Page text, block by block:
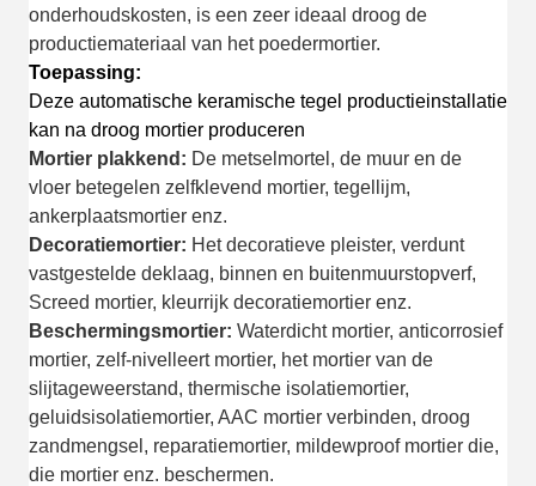
onderhoudskosten, is een zeer ideaal droog de
productiemateriaal van het poedermortier.
Toepassing:
Deze automatische keramische tegel productieinstallatie
kan na droog mortier produceren
Mortier plakkend: De metselmortel, de muur en de
vloer betegelen zelfklevend mortier, tegellijm,
ankerplaatsmortier enz.
Decoratiemortier: Het decoratieve pleister, verdunt
vastgestelde deklaag, binnen en buitenmuurstopverf,
Screed mortier, kleurrijk decoratiemortier enz.
Beschermingsmortier: Waterdicht mortier, anticorrosief
mortier, zelf-nivelleert mortier, het mortier van de
slijtageweerstand, thermische isolatiemortier,
geluidsisolatiemortier, AAC mortier verbinden, droog
zandmengsel, reparatiemortier, mildewproof mortier die,
die mortier enz. beschermen.